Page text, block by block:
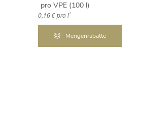
pro VPE (100 l)
0,16 €pro l*
Mengenrabatte